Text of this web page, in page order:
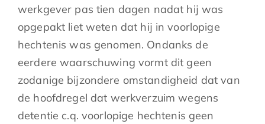
werkgever pas tien dagen nadat hij was
opgepakt liet weten dat hij in voorlopige
hechtenis was genomen. Ondanks de
eerdere waarschuwing vormt dit geen
zodanige bijzondere omstandigheid dat van
de hoofdregel dat werkverzuim wegens
detentie c.q. voorlopige hechtenis geen